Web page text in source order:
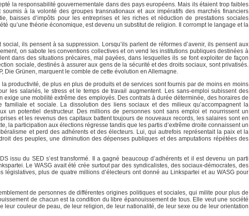
la responsabilité gouvernementale dans des pays européens. Mais ils étaient trop faibles
à la volonté des groupes transnationaux et aux impératifs des marchés financiers
baisses d’impôts pour les entreprises et les riches et réduction de prestations sociales
qu’une théorie économique, est devenu un substitut de religion. Il corrompt le langage et la
ils pensent à sa suppression. Lorsqu’ils parlent de réformes d’avenir, ils pensent aux
on sabote les conventions collectives et on vend les institutions publiques destinées à
dans des situations précaires, mal payées, dans lesquelles ils se font exploiter de façon
sociale, destinés à assurer aux gens de la sécurité et des droits sociaux, sont privatisés.
Die Grünen, marquent le comble de cette évolution en Allemagne.
productivité, de plus en plus de produits et de services sont fournis par de moins en moins
les salariés, le stress et le temps de travail augmentent. Les sans-emploi subissent des
une mobilité extrême des employés. Des contrats à durée déterminée, des horaires de
et sociale. La dissolution des liens sociaux et des milieux qu’accompagnent la
un potentiel destructeur. Des millions de personnes sont sans emploi et nourrissent un
et les revenus des capitaux battent toujours de nouveaux records, les salaires sont en
la participation aux élections régresse tandis que les partis d’extrême droite connaissent un
et perd des adhérents et des électeurs. Lui, qui autrefois représentait la paix et la
des peuples, une diminution des dépenses publiques et des amputations répétées des
issu du SED s’est transformé. Il a gagné beaucoup d’adhérents et il est devenu un parti
Le WASG avait été crée surtout par des syndicalistes, des sociaux-démocrates, des
plus de quatre millions d’électeurs ont donné au Linkspartei et au WASG pour
de personnes de différentes origines politiques et sociales, qui milite pour plus de
de chacun est la condition du libre épanouissement de tous. Elle veut une société
couleur de peau, de leur religion, de leur nationalité, de leur sexe ou de leur orientation